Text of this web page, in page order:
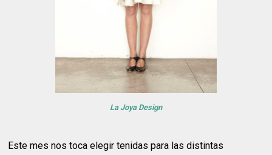
La Joya Design
Este mes nos toca elegir tenidas para las distintas